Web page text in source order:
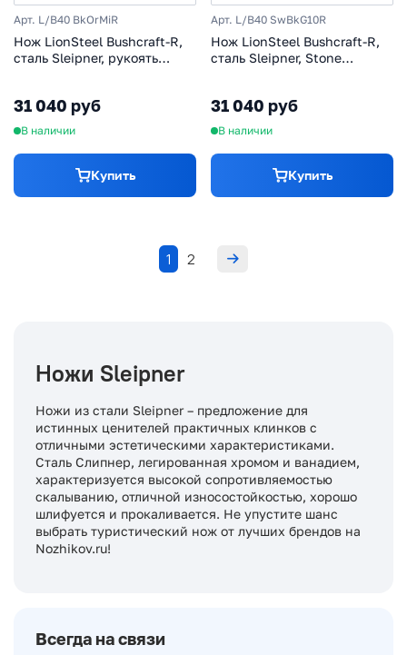
Арт. L/B40 BkOrMiR
Нож LionSteel Bushcraft-R,
сталь Sleipner, рукоять
31 040 руб
В наличии
Купить
Арт. L/B40 SwBkG10R
Нож LionSteel Bushcraft-R,
сталь Sleipner, Stone
31 040 руб
В наличии
Купить
1 2
Ножи Sleipner
Ножи из стали Sleipner – предложение для
истинных ценителей практичных клинков с
отличными эстетическими характеристиками.
Сталь Слипнер, легированная хромом и ванадием,
характеризуется высокой сопротивляемостью
скалыванию, отличной износостойкостью, хорошо
шлифуется и прокаливается. Не упустите шанс
выбрать туристический нож от лучших брендов на
Nozhikov.ru!
Всегда на связи